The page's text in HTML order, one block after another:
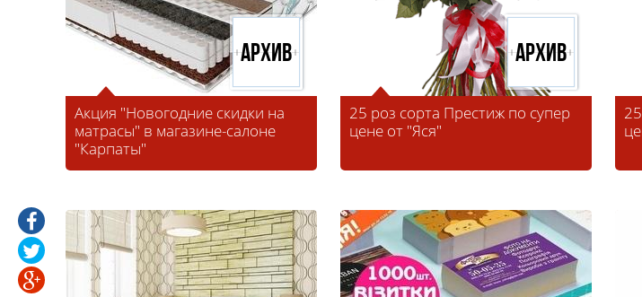
Акция "Новогодние скидки на
матрасы" в магазине-салоне
"Карпаты"
Архив
25 роз сорта Престиж по супер
цене от "Яся"
Архив